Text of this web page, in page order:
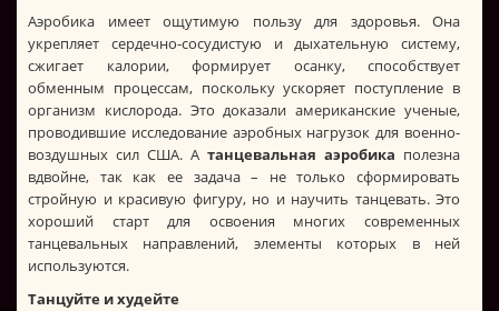
Аэробика имеет ощутимую пользу для здоровья. Она
укрепляет сердечно-сосудистую и дыхательную систему,
сжигает калории, формирует осанку, способствует
обменным процессам, поскольку ускоряет поступление в
организм кислорода. Это доказали американские ученые,
проводившие исследование аэробных нагрузок для военно-
воздушных сил США. А танцевальная аэробика полезна
вдвойне, так как ее задача – не только сформировать
стройную и красивую фигуру, но и научить танцевать. Это
хороший старт для освоения многих современных
танцевальных направлений, элементы которых в ней
используются.
Танцуйте и худейте